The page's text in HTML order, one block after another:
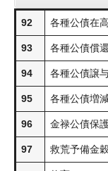
92 各種公債在高
93 各種公債償還
94 各種公債譲
95 各種公債増
96 金禄公債保
97 救荒予備金